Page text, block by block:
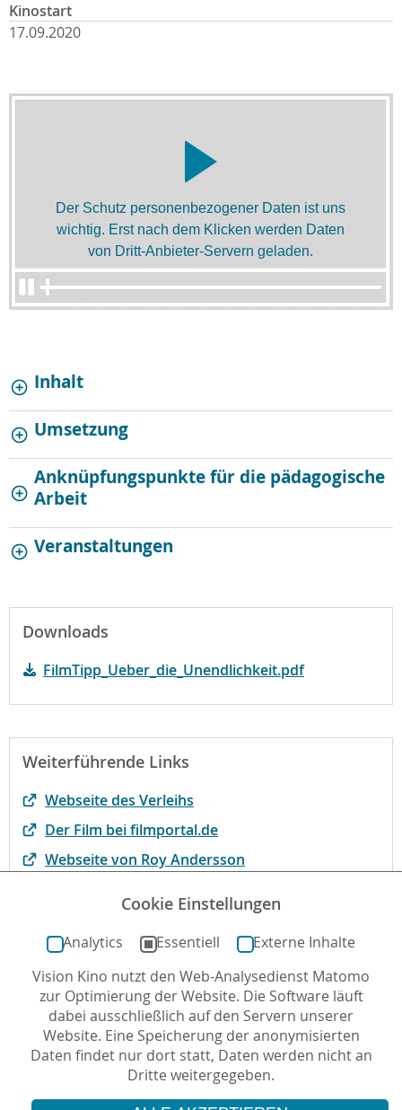
Kinostart
17.09.2020
Der Schutz personenbezogener Daten ist uns
wichtig. Erst nach dem Klicken werden Daten
von Dritt-Anbieter-Servern geladen.
Inhalt
Umsetzung
Anknüpfungspunkte für die pädagogische
Arbeit
Veranstaltungen
Downloads
FilmTipp_Ueber_die_Unendlichkeit.pdf
Weiterführende Links
Webseite des Verleihs
Der Film bei filmportal.de
Webseite von Roy Andersson
Deutschlandfunk Kultur
Autor*in: Kirsten Taylor , 19.02.2020 , letzte
Aktualisierung: 17.08.2020
Cookie Einstellungen
Analytics Essentiell
Externe Inhalte
Vision Kino nutzt den Web-Analysedienst Matomo
zur Optimierung der Website. Die Software läuft
dabei ausschließlich auf den Servern unserer
Website. Eine Speicherung der anonymisierten
Daten findet nur dort statt, Daten werden nicht an
Dritte weitergegeben.